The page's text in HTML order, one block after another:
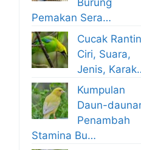
Burung
Pemakan Sera…
Cucak
Ciri, Suara,
Jenis,
Kumpulan
Daun-
Penambah
Stamina Bu…